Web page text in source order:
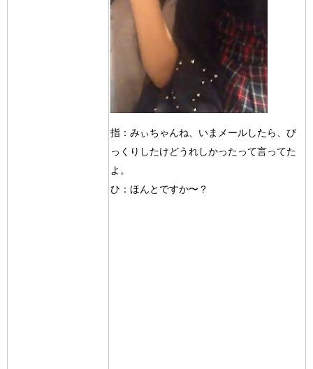
指：みぃちゃんね、いまメールしたら、び
っくりしたけどうれしかったって言ってた
よ。
ひ：ほんとですか〜？